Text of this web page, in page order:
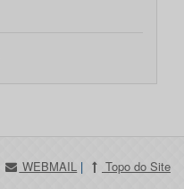
WEBMAIL | Topo do Site